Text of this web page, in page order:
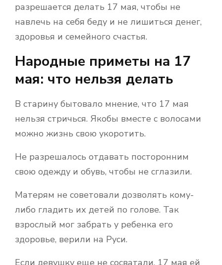
разрешается делать 17 мая, чтобы не
навлечь на себя беду и не лишиться денег,
здоровья и семейного счастья.
Народные приметы на 17
мая: что нельзя делать
В старину бытовало мнение, что 17 мая
нельзя стричься. Якобы вместе с волосами
можно жизнь свою укоротить.
Не разрешалось отдавать посторонним
свою одежду и обувь, чтобы не сглазили.
Матерям не советовали дозволять кому-
либо гладить их детей по голове. Так
взрослый мог забрать у ребенка его
здоровье, верили на Руси.
Если девушку еще не сосватали, 17 мая ей